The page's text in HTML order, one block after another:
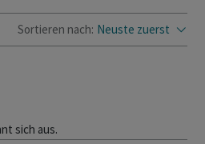
Sortieren nach: Neuste zuerst
sich aus.